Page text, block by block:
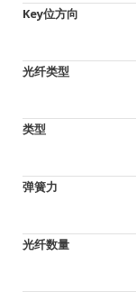
Key位方向
光纤类型
类型
弹簧力
光纤数量